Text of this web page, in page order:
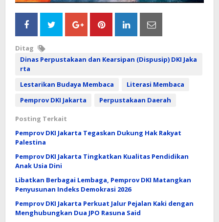
Ditag
Dinas Perpustakaan dan Kearsipan (Dispusip) DKI Jaka
rta
Lestarikan Budaya Membaca
Literasi Membaca
Pemprov DKI Jakarta
Perpustakaan Daerah
Posting Terkait
Pemprov DKI Jakarta Tegaskan Dukung Hak Rakyat
Palestina
Pemprov DKI Jakarta Tingkatkan Kualitas Pendidikan
Anak Usia Dini
Libatkan Berbagai Lembaga, Pemprov DKI Matangkan
Penyusunan Indeks Demokrasi 2026
Pemprov DKI Jakarta Perkuat Jalur Pejalan Kaki dengan
Menghubungkan Dua JPO Rasuna Said